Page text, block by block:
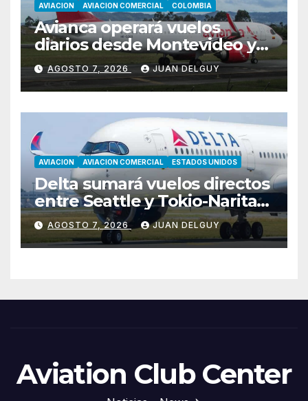
AVIACION AVIACION COMERCIAL COLOMBIA
Avianca operará vuelos
diarios desde Montevideo y
Asunción hacia Bogotá
AGOSTO 7, 2026 JUAN DELGUY
AVIACION AVIACION COMERCIAL ESTADOS UNIDOS
Delta sumará vuelos directos
entre Seattle y Tokio-Narita
desde marzo de 2027
AGOSTO 7, 2026 JUAN DELGUY
Aviation Club Center